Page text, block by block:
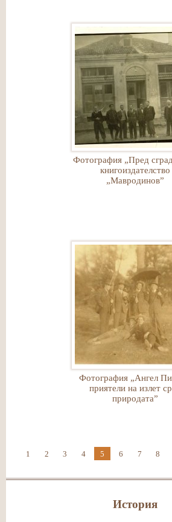
Фотография „Пред
книгоиздателство
„Мавродинов”
Фотография „Ангел
приятели на излет
природата”
1 2 3 4 5 6 7 8
История